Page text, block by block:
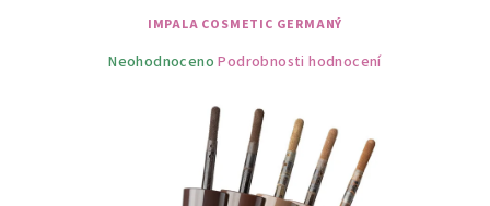
IMPALA COSMETIC GERMANÝ
Průměrné
Neohodnoceno Podrobnosti hodnocení